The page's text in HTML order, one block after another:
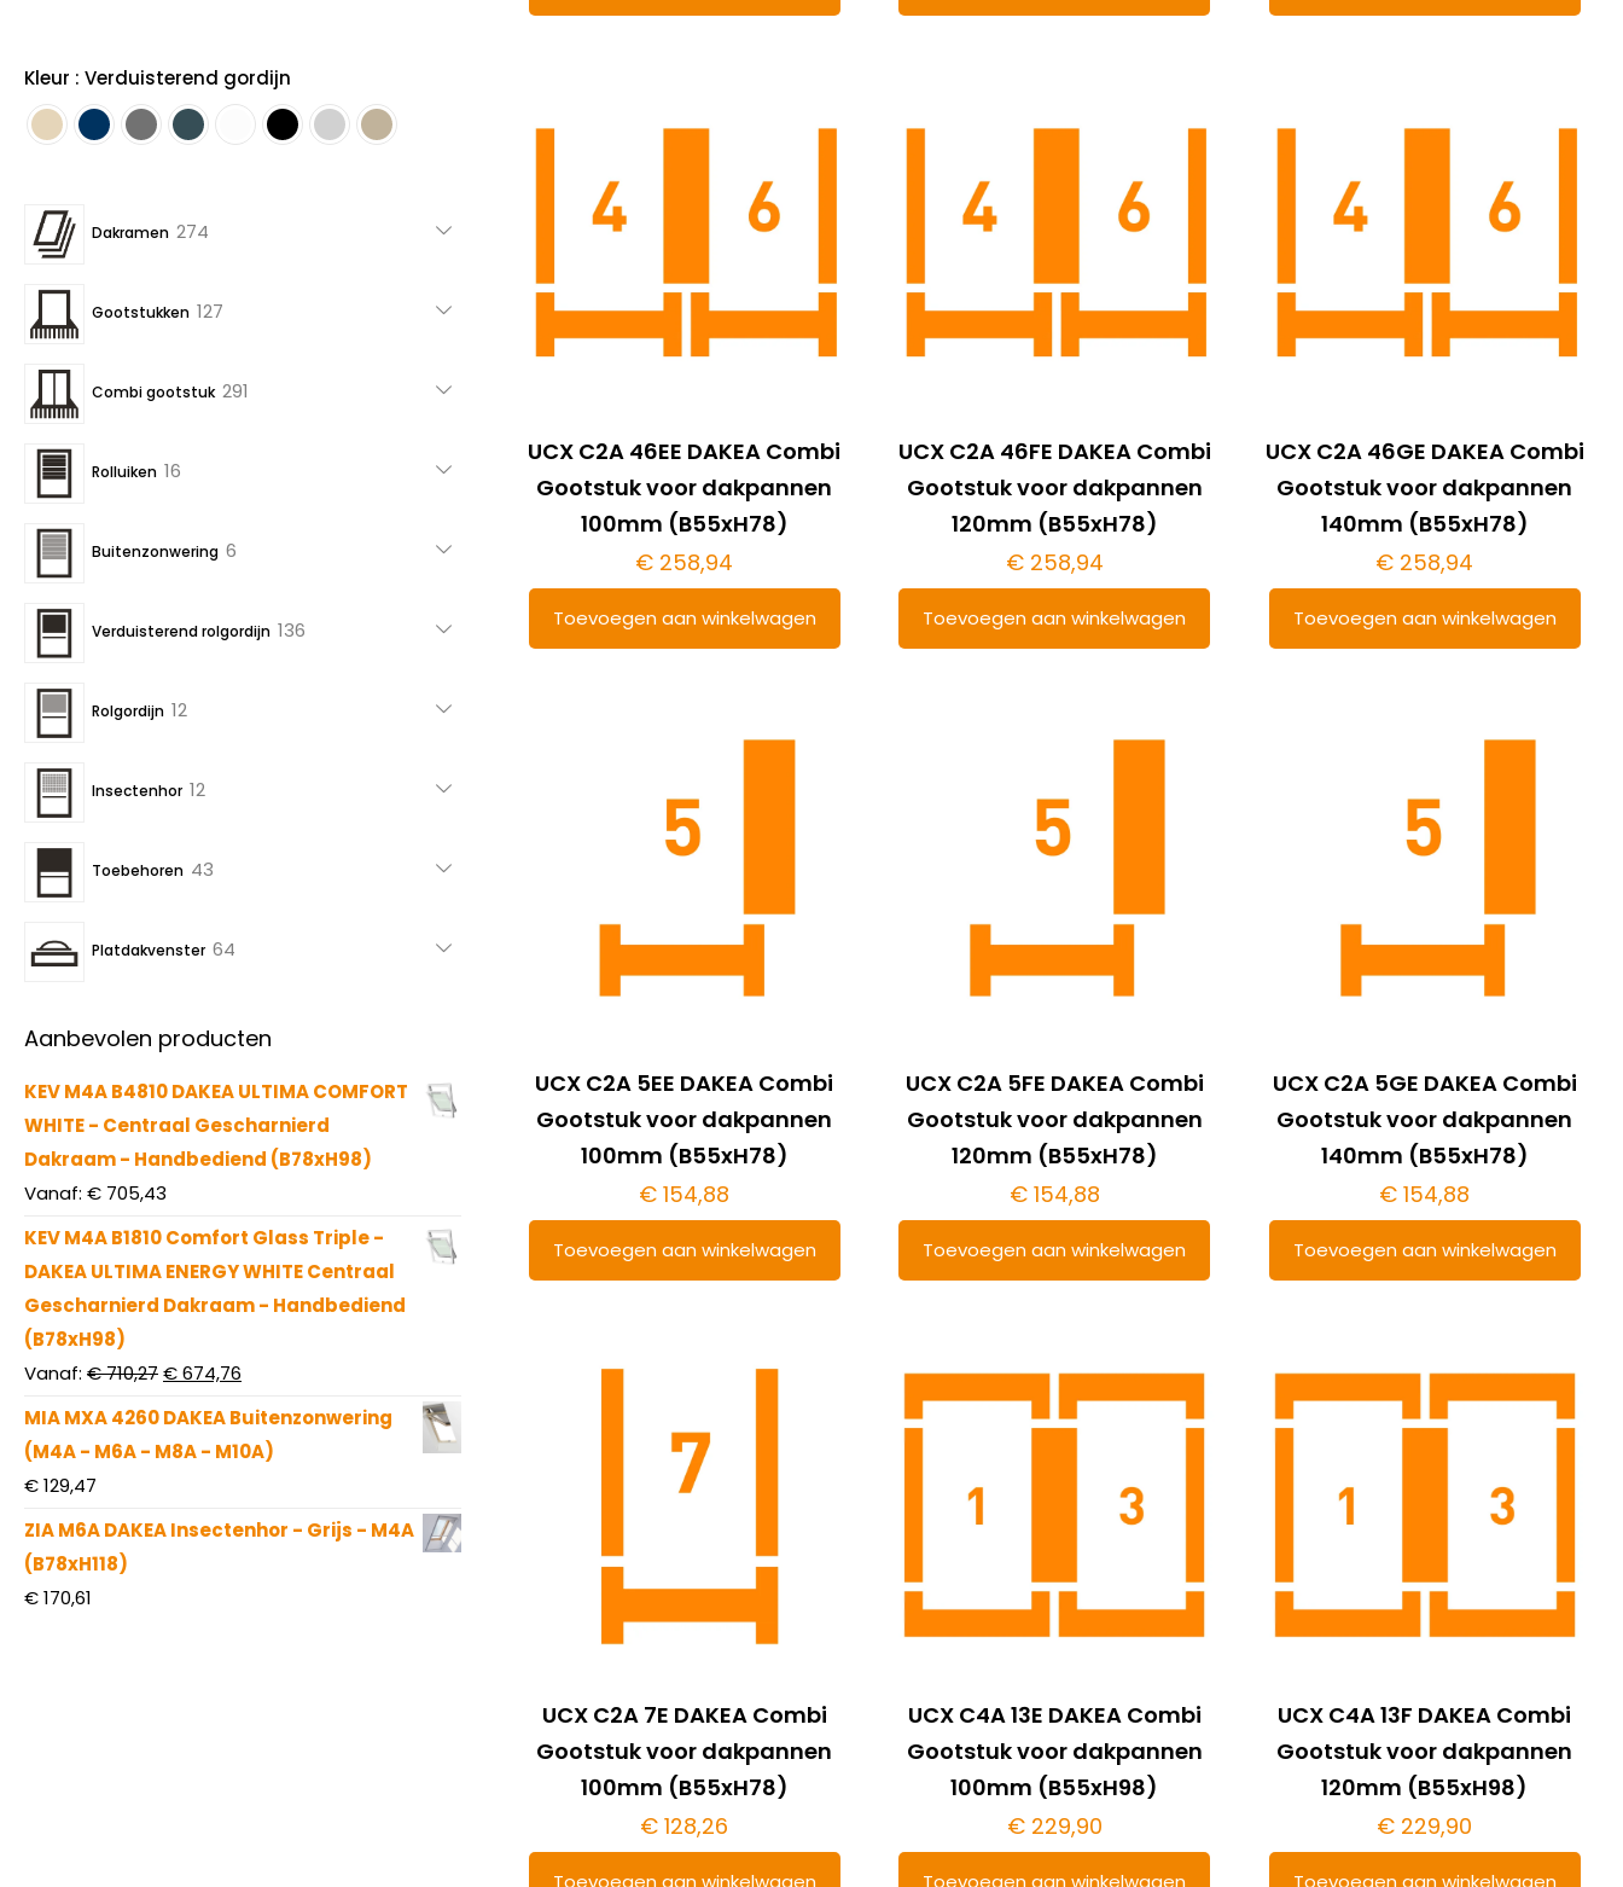
UCX C2A 46EE DAKEA Combi
Gootstuk voor dakpannen
100mm (B55xH78)
€ 258,94
Toevoegen aan winkelwagen
UCX C2A 46FE DAKEA Combi
Gootstuk voor dakpannen
120mm (B55xH78)
€258,94
Toevoegen aan winkelwagen
UCX C2A 46GE DAKEA Combi
Gootstuk voor dakpannen
140mm (B55xH78)
€ 258,94
Toevoegen aan winkelwagen
UCX C2A 5EE DAKEA Combi
Gootstuk voor dakpannen
100mm (B55xH78)
€ 154,88
Toevoegen aan winkelwagen
UCX C2A 5FE DAKEA Combi
Gootstuk voor dakpannen
120mm (B55xH78)
€154,88
Toevoegen aan winkelwagen
UCX C2A 5GE DAKEA Combi
Gootstuk voor dakpannen
140mm (B55xH78)
€ 154,88
Toevoegen aan winkelwagen
UCX C2A 7E DAKEA Combi
Gootstuk voor dakpannen
100mm (B55xH78)
€ 128,26
Toevoegen aan winkelwagen
UCX C4A 13E DAKEA Combi
Gootstuk voor dakpannen
100mm (B55xH98)
€229,90
Toevoegen aan winkelwagen
UCX C4A 13F DAKEA Combi
Gootstuk voor dakpannen
120mm (B55xH98)
€ 229,90
Toevoegen aan winkelwagen
Kleur : Verduisterend gordijn
Dakramen 274
Gootstukken 127
Combi gootstuk 291
Rolluiken 16
Buitenzonwering 6
Verduisterend rolgordijn 136
Rolgordijn 12
Insectenhor 12
Toebehoren 43
Platdakvenster 64
Aanbevolen producten
KEV M4A B4810 DAKEA ULTIMA COMFORT
WHITE - Centraal Gescharnierd
Dakraam - Handbediend (B78xH98)
Vanaf: € 705,43
KEV M4A B1810 Comfort Glass Triple -
DAKEA ULTIMA ENERGY WHITE Centraal
Gescharnierd Dakraam - Handbediend
(B78xH98)
Vanaf: €710,27Oorspronkelijke
prijs
was:
€674,76
prijs
is:
MIA MXA 4260 DAKEA Buitenzonwering
(M4A - M6A - M8A - M10A)
€129,47
ZIA M6A DAKEA Insectenhor - Grijs - M4A
(B78xH118)
€170,61